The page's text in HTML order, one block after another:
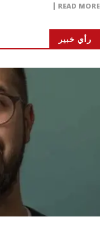
READ MORE
رأي خبير